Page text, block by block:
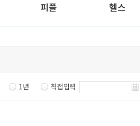
피플 헬스
1년 직접입력